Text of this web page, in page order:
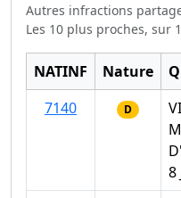
Autres infractions
Les 10 plus proches, sur
NATINF Nature
7140
D
8